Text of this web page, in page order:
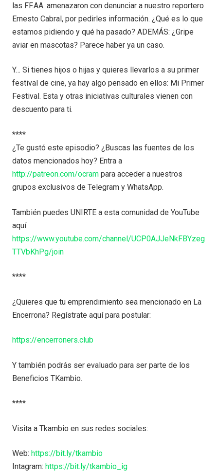
las FF.AA. amenazaron con denunciar a nuestro reportero
Ernesto Cabral, por pedirles información. ¿Qué es lo que
estamos pidiendo y qué ha pasado? ADEMÁS: ¿Gripe
aviar en mascotas? Parece haber ya un caso.
Y… Si tienes hijos o hijas y quieres llevarlos a su primer
festival de cine, ya hay algo pensado en ellos: Mi Primer
Festival. Esta y otras iniciativas culturales vienen con
descuento para ti.
****
¿Te gustó este episodio? ¿Buscas las fuentes de los
datos mencionados hoy? Entra a
http://patreon.com/ocram para acceder a nuestros
grupos exclusivos de Telegram y WhatsApp.
También puedes UNIRTE a esta comunidad de YouTube
aquí
https://www.youtube.com/channel/UCP0AJJeNkFBYzeg
TTVbKhPg/join
****
¿Quieres que tu emprendimiento sea mencionado en La
Encerrona? Regístrate aquí para postular:
https://encerroners.club
Y también podrás ser evaluado para ser parte de los
Beneficios TKambio.
****
Visita a Tkambio en sus redes sociales:
Web: https://bit.ly/tkambio
Intagram: https://bit.ly/tkambio_ig